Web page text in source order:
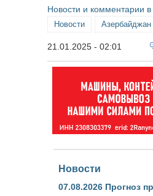
Новости и комментарии
Новости
21.01.2025 - 02:01
Новости
07.08.2026 Прогноз